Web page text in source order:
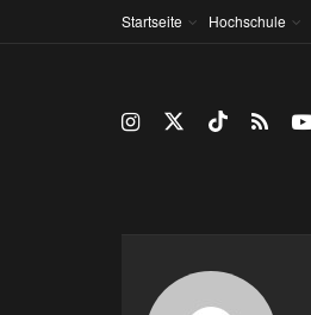
Startseite Hochschule